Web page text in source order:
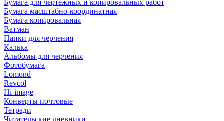
Бумага для чертежных и копировальных работ
Бумага масштабно-координатная
Бумага копировальная
Ватман
Папки для черчения
Калька
Альбомы для черчения
Фотобумага
Lomond
Revcol
Hi-image
Конверты почтовые
Тетради
Читательские дневники